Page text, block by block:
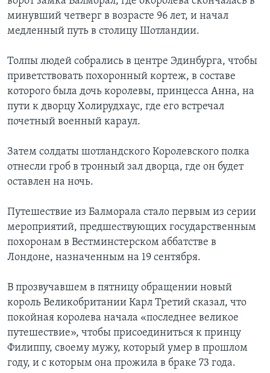
минувший четверг в возрасте 96 лет, и начал
медленный путь в столицу Шотландии.
Толпы людей собрались в центре Эдинбурга, чтобы
приветствовать похоронный кортеж, в составе
которого была дочь королевы, принцесса Анна, на
пути к дворцу Холирудхаус, где его встречал
почетный военный караул.
Затем солдаты шотландского Королевского полка
отнесли гроб в тронный зал дворца, где он будет
оставлен на ночь.
Путешествие из Балморала стало первым из серии
мероприятий, предшествующих государственным
похоронам в Вестминстерском аббатстве в
Лондоне, назначенным на 19 сентября.
В прозвучавшем в пятницу обращении новый
король Великобритании Карл Третий сказал, что
покойная королева начала «последнее великое
путешествие», чтобы присоединиться к принцу
Филиппу, своему мужу, который умер в прошлом
году, и с которым она прожила в браке 73 года.